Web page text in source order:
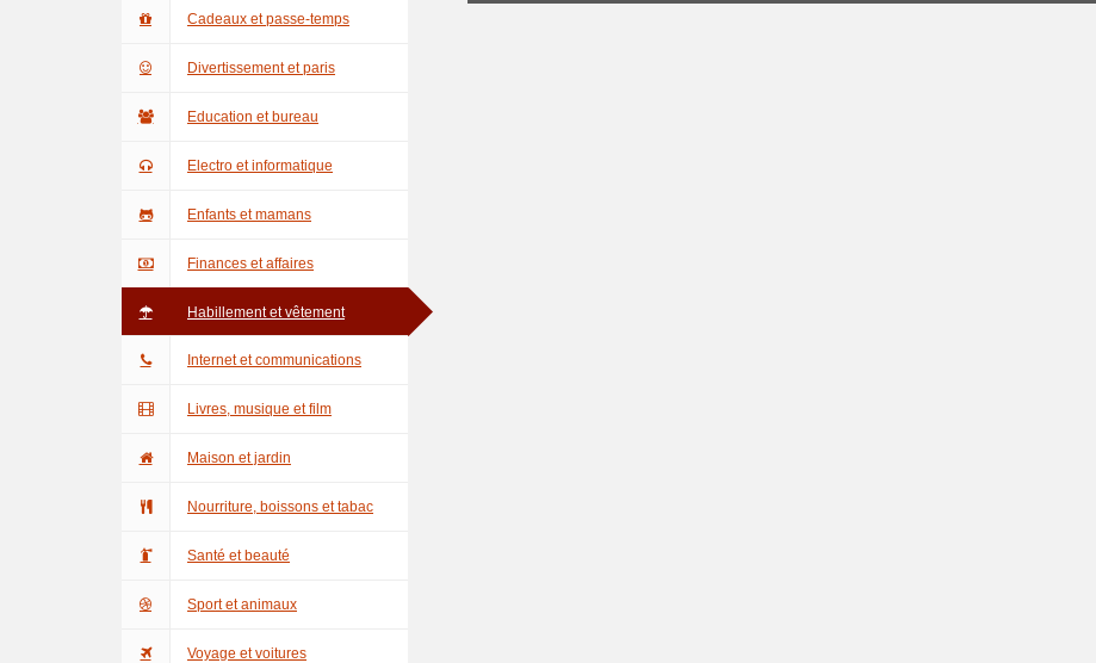
Cadeaux et passe-temps
Divertissement et paris
Education et bureau
Electro et informatique
Enfants et mamans
Finances et affaires
Habillement et vêtement
Internet et communications
Livres, musique et film
Maison et jardin
Nourriture, boissons et tabac
Santé et beauté
Sport et animaux
Voyage et voitures